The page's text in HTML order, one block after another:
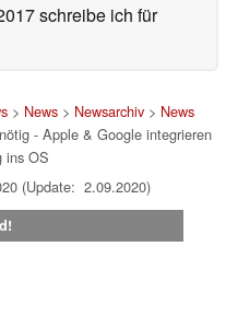
schreibe ich für
> News> Newsarchiv> News
- Apple & Google integrieren
ins OS
(Update: 2.09.2020)